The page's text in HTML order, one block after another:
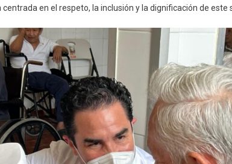
en el respeto, la inclusión y la dignificación de este